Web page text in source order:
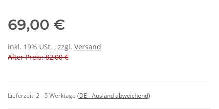
69,00 €
inkl. 19% USt. , zzgl. Versand
Alter Preis: 82,00 €
Lieferzeit:2 - 5 Werktage (DE - Ausland abweichend)